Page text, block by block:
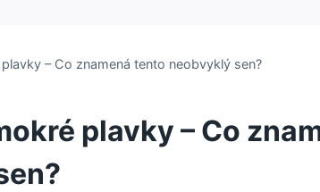
– Co znamená tento neobvyklý sen?
plavky – Co